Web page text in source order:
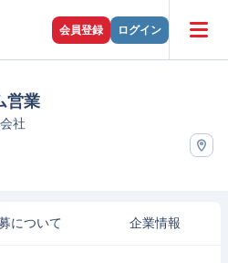
会員登録 ログイン
営業
社
について 企業情報